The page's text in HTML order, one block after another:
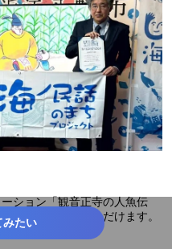
ション「観音正寺の人魚伝
ちらからご覧いただけます。
みたい